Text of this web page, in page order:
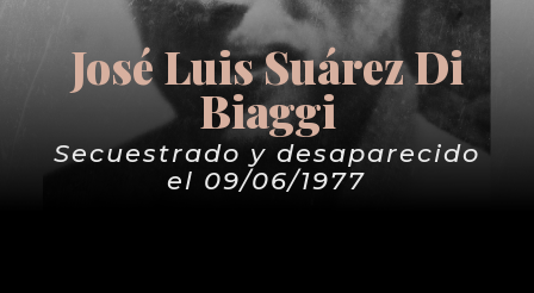
José Luis Suárez Di
Biaggi
Secuestrado y desaparecido
el 09/06/1977